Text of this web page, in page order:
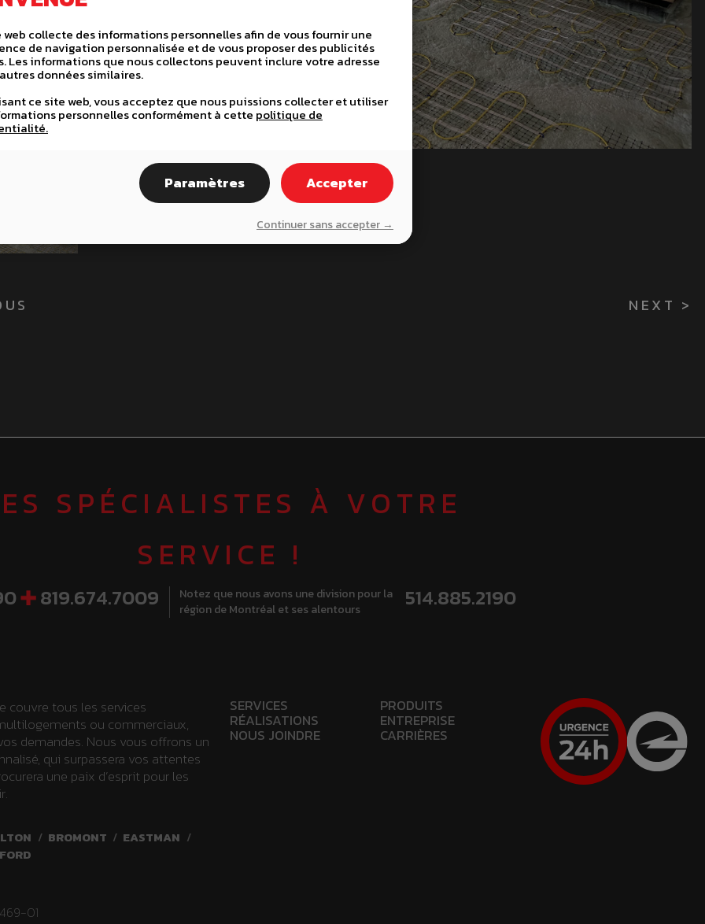
NEXT >
SPÉCIALISTES À VOTRE
SERVICE !
819.674.7009
Notez que nous avons une division pour la
région de Montréal et ses alentours
514.885.2190
couvre tous les services
ou commerciaux,
demandes. Nous vous offrons un
qui surpassera vos attentes
une paix d’esprit pour les
/ BROMONT / EASTMAN /
01
SERVICES PRODUITS
RÉALISATIONS ENTREPRISE
NOUS JOINDRE CARRIÈRES
web collecte des informations personnelles afin de vous fournir une
de navigation personnalisée et de vous proposer des publicités
Les informations que nous collectons peuvent inclure votre adresse
données similaires.
ce site web, vous acceptez que nous puissions collecter et utiliser
personnelles conformément à cette politique de
Paramètres Accepter
Continuer sans accepter →